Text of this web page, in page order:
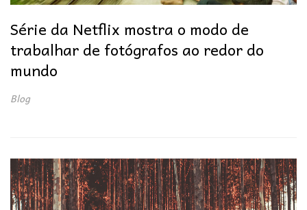
Série da Netflix mostra o modo de
trabalhar de fotógrafos ao redor do
mundo
Blog